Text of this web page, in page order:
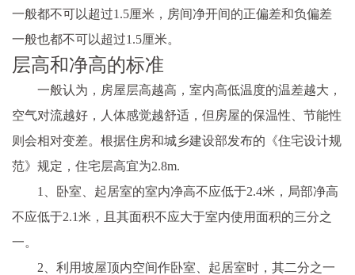
一般都不可以超过1.5厘米，房间净开间的正偏差和负偏差
一般也都不可以超过1.5厘米。
层高和净高的标准
一般认为，房屋层高越高，室内高低温度的温差越大，
空气对流越好，人体感觉越舒适，但房屋的保温性、节能性
则会相对变差。根据住房和城乡建设部发布的《住宅设计规
范》规定，住宅层高宜为2.8m.
1、卧室、起居室的室内净高不应低于2.4米，局部净高
不应低于2.1米，且其面积不应大于室内使用面积的三分之
一。
2、利用坡屋顶内空间作卧室、起居室时，其二分之一